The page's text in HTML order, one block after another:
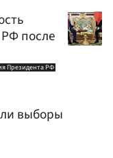
после
Президента РФ
выборы